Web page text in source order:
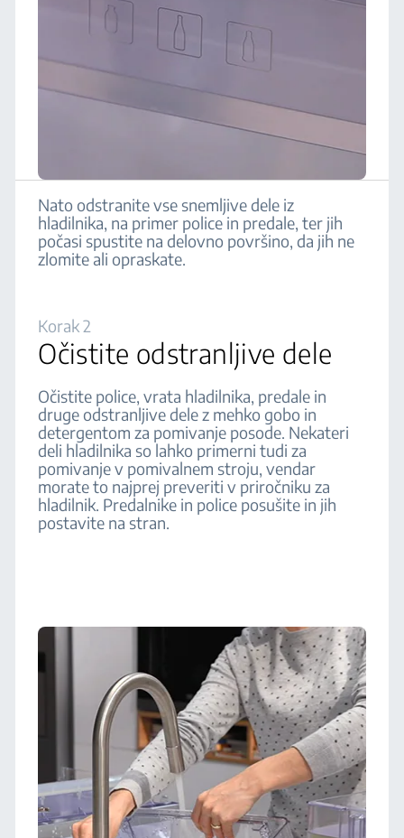
Nato odstranite vse snemljive dele iz
hladilnika, na primer police in predale, ter jih
počasi spustite na delovno površino, da jih ne
zlomite ali opraskate.
Korak 2
Očistite odstranljive dele
Očistite police, vrata hladilnika, predale in
druge odstranljive dele z mehko gobo in
detergentom za pomivanje posode. Nekateri
deli hladilnika so lahko primerni tudi za
pomivanje v pomivalnem stroju, vendar
morate to najprej preveriti v priročniku za
hladilnik. Predalnike in police posušite in jih
postavite na stran.